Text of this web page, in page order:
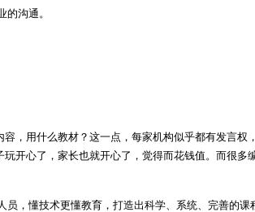
沟通。
，用什么教材？这一点，每家机构似乎都有发言权
开心了，家长也就开心了，觉得而花钱值。而很多
，懂技术更懂教育，打造出科学、系统、完善的